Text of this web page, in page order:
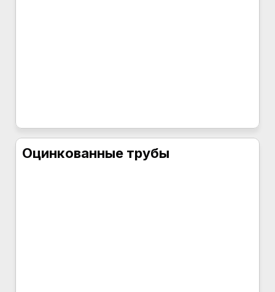
Оцинкованные трубы